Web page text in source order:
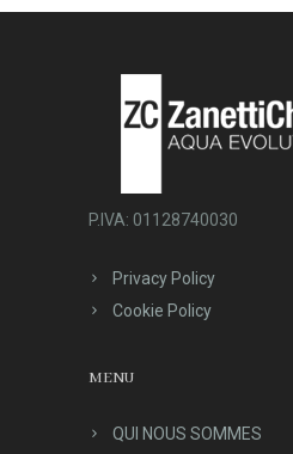
P.IVA: 01128740030
Privacy Policy
Cookie Policy
MENU
QUI NOUS SOMMES